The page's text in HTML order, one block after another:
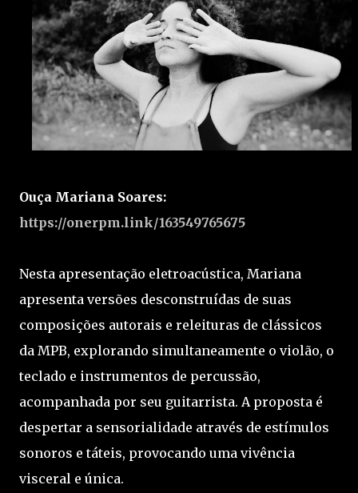
Ouça Mariana Soares:
https://onerpm.link/163549765675
Nesta apresentação eletroacústica, Mariana
apresenta versões desconstruídas de suas
composições autorais e releituras de clássicos
da MPB, explorando simultaneamente o violão, o
teclado e instrumentos de percussão,
acompanhada por seu guitarrista. A proposta é
despertar a sensorialidade através de estímulos
sonoros e táteis, provocando uma vivência
visceral e única.